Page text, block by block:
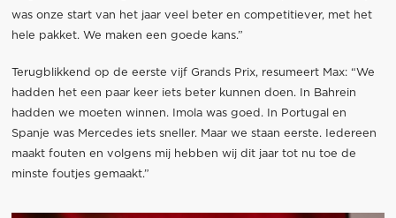
was onze start van het jaar veel beter en competitiever, met het
hele pakket. We maken een goede kans.”
Terugblikkend op de eerste vijf Grands Prix, resumeert Max: “We
hadden het een paar keer iets beter kunnen doen. In Bahrein
hadden we moeten winnen. Imola was goed. In Portugal en
Spanje was Mercedes iets sneller. Maar we staan eerste. Iedereen
maakt fouten en volgens mij hebben wij dit jaar tot nu toe de
minste foutjes gemaakt.”